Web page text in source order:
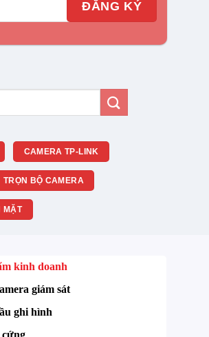
CAMERA TP-LINK
TRỌN BỘ CAMERA
MẶT
kinh doanh
giám sát
ghi hình
cứng